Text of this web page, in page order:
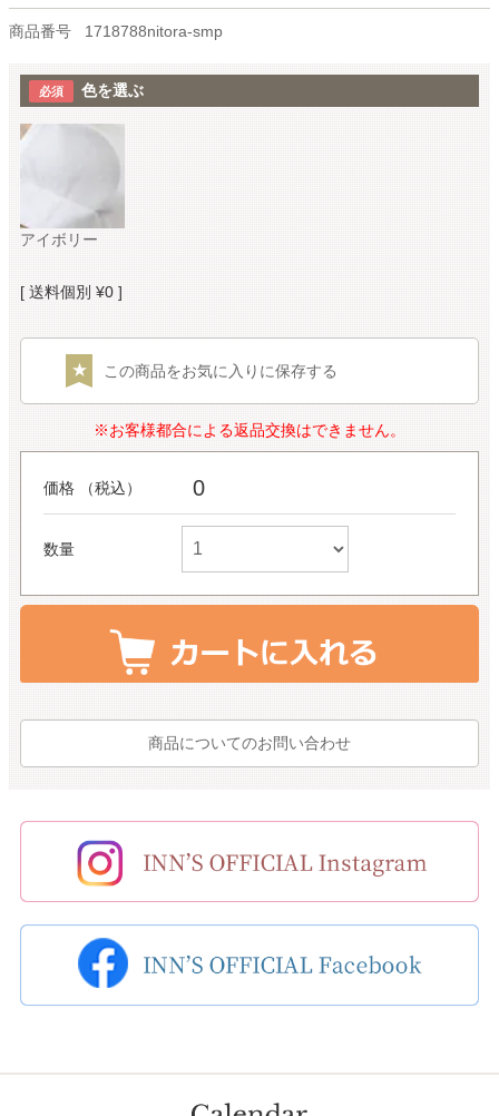
商品番号 1718788nitora-smp
色を選ぶ
アイボリー
送料個別 ¥0
この商品をお気に入りに保存する
※お客様都合による返品交換はできません。
価格 （税込） 0
数量
商品についてのお問い合わせ